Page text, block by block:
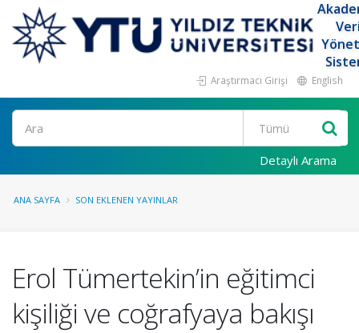
Araştırmacı Girişi English
Ara
Detaylı Arama
ANA SAYFA SON EKLENEN YAYINLAR
Erol Tümertekin’in eğitimci
kişiliği ve coğrafyaya bakışı